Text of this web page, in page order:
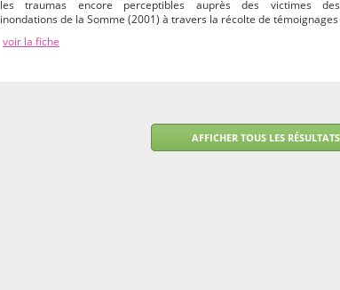
les traumas encore perceptibles auprès des victimes des
inondations de la Somme (2001) à travers la récolte de témoignages
voir la fiche